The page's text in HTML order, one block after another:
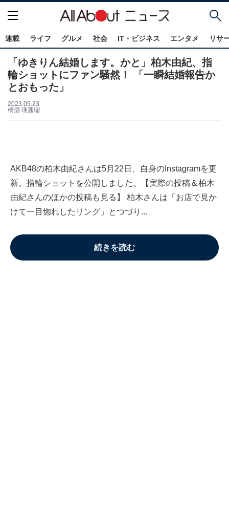
連載 ライフ グルメ 社会 IT・ビジネス エンタメ リサ
「ゆきりん結婚します。かと」柏木由紀、指
輪ショットにファン騒然！ 「一瞬結婚報告か
とおもった」
2023.05.23
橋酒 瑛麗瑠
AKB48の柏木由紀さんは5月22日、自身のInstagramを更
新。指輪ショットを公開しました。【実際の投稿＆柏木
由紀さんのほかの投稿も見る】 柏木さんは「お店で見か
けて一目惚れしたリング」とつづり...
続きを読む